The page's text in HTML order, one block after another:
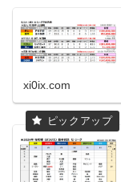
xi0ix.com